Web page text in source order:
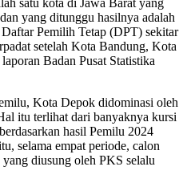
satu kota di Jawa Barat yang
yang ditunggu hasilnya adalah
Pemilih Tetap (DPT) sekitar
setelah Kota Bandung, Kota
Badan Pusat Statistika
Kota Depok didominasi oleh
itu terlihat dari banyaknya kursi
hasil Pemilu 2024
selama empat periode, calon
diusung oleh PKS selalu